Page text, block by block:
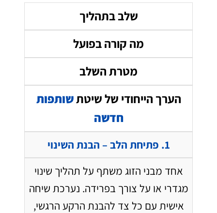
שלב בתהליך
מה קורה בפועל
מטרת השלב
הערך הייחודי של שיטתשותפות
חדשה
1. פתיחת הלב – הבנת השינוי
אחד מבני הזוג משתף על תהליך שינוי
מגדרי או על צורך בפרידה. נערכת שיחה
אישית עם כל צד להבנת הרקע הרגשי,